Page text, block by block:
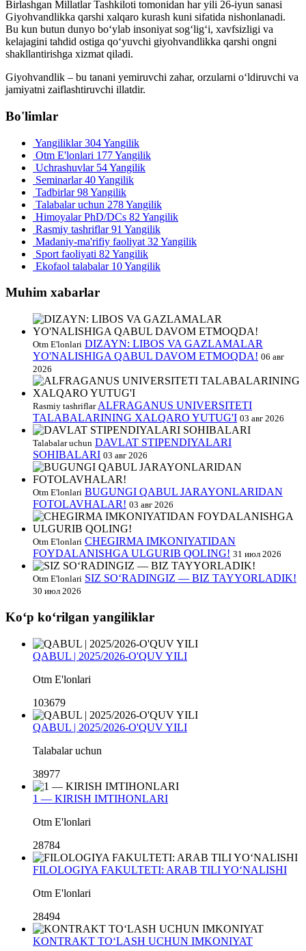
Birlashgan Millatlar Tashkiloti tomonidan har yili 26-iyun sanasi
Giyohvandlikka qarshi xalqaro kurash kuni sifatida nishonlanadi.
Bu kun butun dunyo bo‘ylab insoniyat sog‘lig‘i, xavfsizligi va
kelajagini tahdid ostiga qo‘yuvchi giyohvandlikka qarshi ongni
shakllantirishga xizmat qiladi.
Giyohvandlik – bu tanani yemiruvchi zahar, orzularni o‘ldiruvchi va
jamiyatni zaiflashtiruvchi illatdir.
Bo'limlar
Yangiliklar304 Yangilik
Otm E'lonlari 177 Yangilik
Uchrashuvlar 54 Yangilik
Seminarlar40 Yangilik
Tadbirlar98 Yangilik
Talabalar uchun 278 Yangilik
Himoyalar PhD/DCs 82 Yangilik
Rasmiy tashriflar91 Yangilik
Madaniy-ma'rifiy faoliyat 32 Yangilik
Sport faoliyati 82 Yangilik
Ekofaol talabalar 10 Yangilik
Muhim xabarlar
Otm E'lonlari DIZAYN: LIBOS VA GAZLAMALAR
YO'NALISHIGA QABUL DAVOM ETMOQDA! 06 авг
2026
Rasmiy tashriflar ALFRAGANUS UNIVERSITETI
TALABALARINING XALQARO YUTUG'I 03 авг 2026
Talabalar uchun DAVLAT STIPENDIYALARI
SOHIBALARI 03 авг 2026
Otm E'lonlari BUGUNGI QABUL JARAYONLARIDAN
FOTOLAVHALAR! 03 авг 2026
Otm E'lonlari CHEGIRMA IMKONIYATIDAN
FOYDALANISHGA ULGURIB QOLING! 31 июл 2026
Otm E'lonlari SIZ SO‘RADINGIZ — BIZ TAYYORLADIK!
30 июл 2026
Koʻp koʻrilgan yangiliklar
QABUL | 2025/2026-O'QUV YILI
Otm E'lonlari
103679
QABUL | 2025/2026-O'QUV YILI
Talabalar uchun
38977
1 — KIRISH IMTIHONLARI
Otm E'lonlari
28784
FILOLOGIYA FAKULTETI: ARAB TILI YO‘NALISHI
Otm E'lonlari
28494
KONTRAKT TO‘LASH UCHUN IMKONIYAT